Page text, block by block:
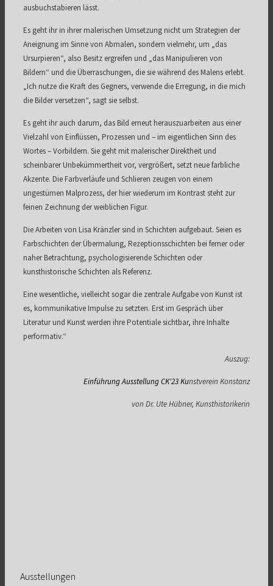
ausbuchstabieren lässt.
Es geht ihr in ihrer malerischen Umsetzung nicht um Strategien der
Aneignung im Sinne von Abmalen, sondern vielmehr, um „das
Ursurpieren“, also Besitz ergreifen und „das Manipulieren von
Bildern“ und die Überraschungen, die sie während des Malens erlebt.
„Ich nutze die Kraft des Gegners, verwende die Erregung, in die mich
die Bilder versetzen“, sagt sie selbst.
Es geht ihr auch darum, das Bild erneut herauszuarbeiten aus einer
Vielzahl von Einflüssen, Prozessen und – im eigentlichen Sinn des
Wortes – Vorbildern. Sie geht mit malerischer Direktheit und
scheinbarer Unbekümmertheit vor, vergrößert, setzt neue farbliche
Akzente. Die Farbverläufe und Schlieren zeugen von einem
ungestümen Malprozess, der hier wiederum im Kontrast steht zur
feinen Zeichnung der weiblichen Figur.
Die Arbeiten von Lisa Kränzler sind in Schichten aufgebaut. Seien es
Farbschichten der Übermalung, Rezeptionsschichten bei ferner oder
naher Betrachtung, psychologisierende Schichten oder
kunsthistorische Schichten als Referenz.
Eine wesentliche, vielleicht sogar die zentrale Aufgabe von Kunst ist
es, kommunikative Impulse zu setzten. Erst im Gespräch über
Literatur und Kunst werden ihre Potentiale sichtbar, ihre Inhalte
performativ.“
Auszug:
Einführung Ausstellung CK‘23 Kunstverein Konstanz
von Dr. Ute Hübner, Kunsthistorikerin
Ausstellungen